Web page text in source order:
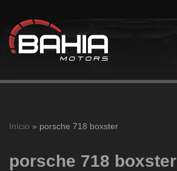
Pular
para
Início » porsche 718 boxster
porsche 718 boxster